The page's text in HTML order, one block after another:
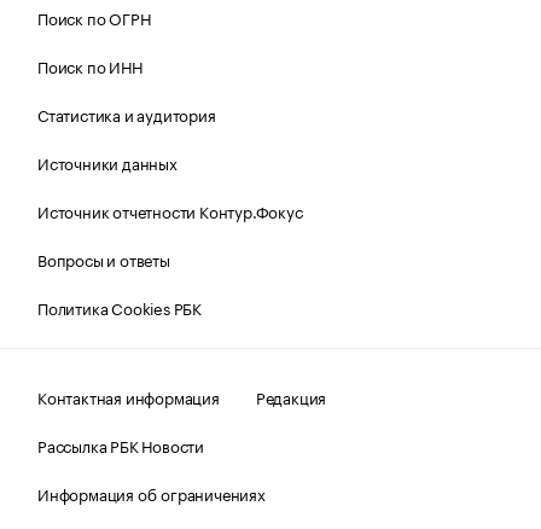
Поиск по ОГРН
Поиск по ИНН
Статистика и аудитория
Источники данных
Источник отчетности Контур.Фокус
Вопросы и ответы
Политика Cookies РБК
Контактная информация
Редакция
Рассылка РБК Новости
Информация об ограничениях